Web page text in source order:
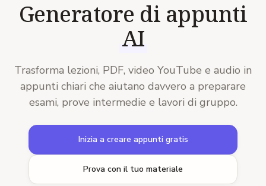
Generatore di appunti
AI
Trasforma lezioni, PDF, video YouTube e audio in
appunti chiari che aiutano davvero a preparare
esami, prove intermedie e lavori di gruppo.
Inizia a creare appunti gratis
Prova con il tuo materiale